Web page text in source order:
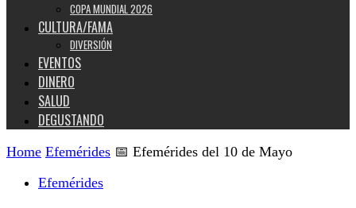
COPA MUNDIAL 2026
CULTURA/FAMA
DIVERSIÓN
EVENTOS
DINERO
SALUD
DEGUSTANDO
Home Efemérides 📅 Efemérides del 10 de Mayo
Efemérides